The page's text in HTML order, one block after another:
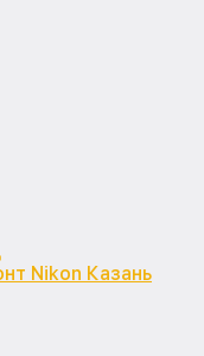
Nikon Казань